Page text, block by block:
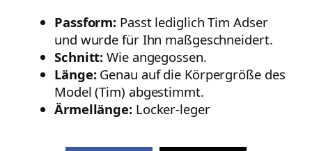
Passform: Passt lediglich Tim Adser
und wurde für Ihn maßgeschneidert.
Schnitt: Wie angegossen.
Länge:Genau auf die Körpergröße des
Model (Tim) abgestimmt.
Ärmellänge: Locker-leger